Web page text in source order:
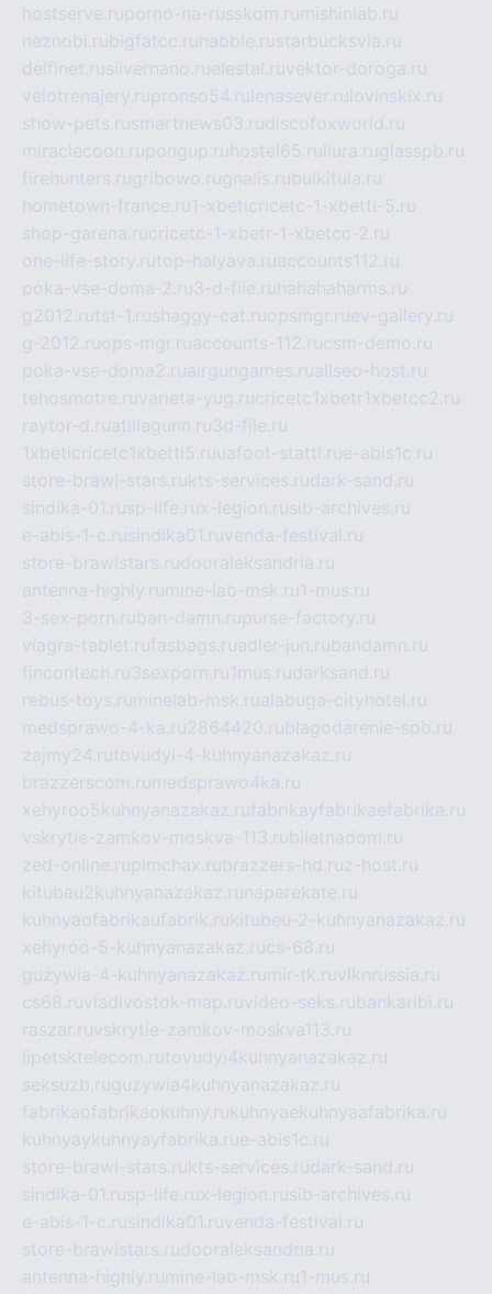
hostserve.ruporno-na-russkom.ru mishinlab.ru
neznobi.rubigfatcc.ru habble.rustarbucksvia.ru
delfinet.rusilvernano.ruelestal.ruvektor-doroga.ru
velotrenajery.rupronso54.ru lenasever.ru lovinskix.ru
show-pets.rusmartnews03.rudiscofoxworld.ru
miraclecoon.rupongup.ru hostel65.ru liura.ruglasspb.ru
firehunters.rugribowo.rugnalis.rubulkitula.ru
hometown-france.ru1-xbeticricetc-1-xbetti-5.ru
shop-garena.rucricetc-1-xbetr-1-xbetcc-2.ru
one-life-story.rutop-halyava.ruaccounts112.ru
poka-vse-doma-2.ru3-d-file.ru hahahaharms.ru
g2012.rutst-1.rushaggy-cat.ruopsmgr.ruev-gallery.ru
g-2012.ruops-mgr.ruaccounts-112.rucsm-demo.ru
poka-vse-doma2.ruairgungames.ruallseo-host.ru
tehosmotre.ruvarieta-yug.rucricetc1xbetr1xbetcc2.ru
raytor-d.ruatillagunn.ru3d-file.ru
1xbeticricetc1xbetti5.ruuafoot-statti.rue-abis1c.ru
store-brawl-stars.rukts-services.rudark-sand.ru
sindika-01.rusp-life.rux-legion.rusib-archives.ru
e-abis-1-c.rusindika01.ruvenda-festival.ru
store-brawlstars.rudooraleksandria.ru
antenna-highly.ru mine-lab-msk.ru1-mus.ru
3-sex-porn.ruban-damn.rupurse-factory.ru
viagra-tablet.rufasbags.ruadler-jun.rubandamn.ru
fincontech.ru3sexporn.ru1mus.rudarksand.ru
rebus-toys.ru minelab-msk.rualabuga-cityhotel.ru
medsprawo-4-ka.ru2864420.rublagodarenie-spb.ru
zajmy24.rutovudyi-4-kuhnyanazakaz.ru
brazzerscom.ru medsprawo4ka.ru
xehyroo5kuhnyanazakaz.rufabrikayfabrikaefabrika.ru
vskrytie-zamkov-moskva-113.rubiletnadom.ru
zed-online.rupimchax.rubrazzers-hd.ruz-host.ru
kitubeu2kuhnyanazakaz.ru naperekate.ru
kuhnyaofabrikaufabrik.rukitubeu-2-kuhnyanazakaz.ru
xehyroo-5-kuhnyanazakaz.rucs-68.ru
guzywia-4-kuhnyanazakaz.ru mir-tk.ruvlknrussia.ru
cs68.ruvladivostok-map.ruvideo-seks.rubankaribi.ru
raszar.ruvskrytie-zamkov-moskva113.ru
lipetsktelecom.rutovudyi4kuhnyanazakaz.ru
seksuzb.ruguzywia4kuhnyanazakaz.ru
fabrikaofabrikaokuhny.rukuhnyaekuhnyaafabrika.ru
kuhnyaykuhnyayfabrika.rue-abis1c.ru
store-brawl-stars.rukts-services.rudark-sand.ru
sindika-01.rusp-life.rux-legion.rusib-archives.ru
e-abis-1-c.rusindika01.ruvenda-festival.ru
store-brawlstars.rudooraleksandria.ru
antenna-highly.ru mine-lab-msk.ru1-mus.ru